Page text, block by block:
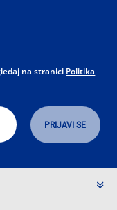
na stranici Politika